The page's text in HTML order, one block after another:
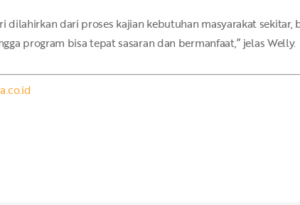
dilahirkan dari proses kajian kebutuhan masyarakat
program bisa tepat sasaran dan bermanfaat,” jelas Welly.